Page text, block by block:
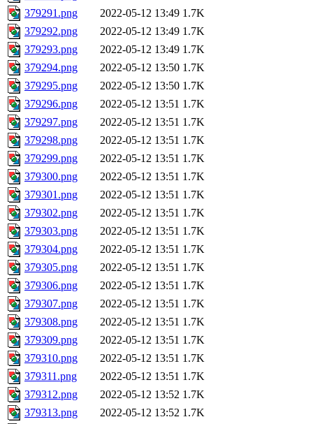
379291.png
2022-05-12 13:49 1.7K
379292.png
2022-05-12 13:49 1.7K
379293.png
2022-05-12 13:49 1.7K
379294.png
2022-05-12 13:50 1.7K
379295.png
2022-05-12 13:50 1.7K
379296.png
2022-05-12 13:51 1.7K
379297.png
2022-05-12 13:51 1.7K
379298.png
2022-05-12 13:51 1.7K
379299.png
2022-05-12 13:51 1.7K
379300.png
2022-05-12 13:51 1.7K
379301.png
2022-05-12 13:51 1.7K
379302.png
2022-05-12 13:51 1.7K
379303.png
2022-05-12 13:51 1.7K
379304.png
2022-05-12 13:51 1.7K
379305.png
2022-05-12 13:51 1.7K
379306.png
2022-05-12 13:51 1.7K
379307.png
2022-05-12 13:51 1.7K
379308.png
2022-05-12 13:51 1.7K
379309.png
2022-05-12 13:51 1.7K
379310.png
2022-05-12 13:51 1.7K
379311.png
2022-05-12 13:51 1.7K
379312.png
2022-05-12 13:52 1.7K
379313.png
2022-05-12 13:52 1.7K